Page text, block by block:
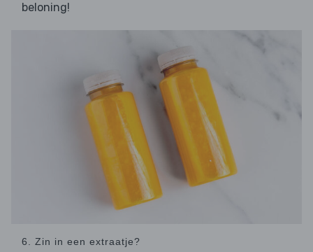
beloning!
6. Zin in een extraatje?